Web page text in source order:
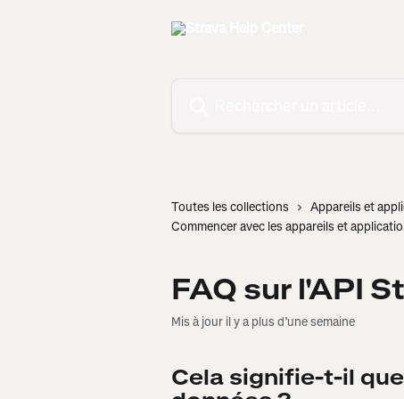
Toutes les collections
Appareils et
Commencer avec les appareils et
FAQ sur l'API
Mis à jour il y a plus d’une semaine
Cela signifie-t-il